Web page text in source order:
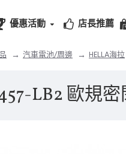
優惠活動 店長推薦
汽車電池/周邊 HELLA海拉
LB2 歐規